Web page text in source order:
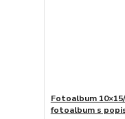
Fotoalbum
fotoalbum s